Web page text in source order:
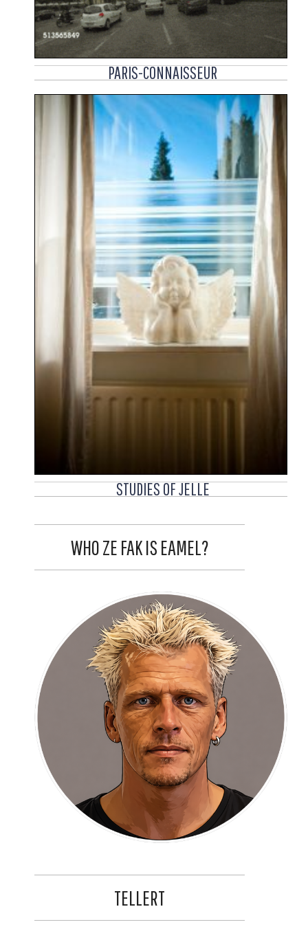
PARIS-CONNAISSEUR
STUDIES OF JELLE
WHO ZE FAK IS EAMEL?
TELLERT